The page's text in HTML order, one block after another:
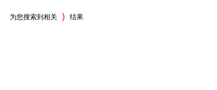
为您搜索到相关 ) 结果